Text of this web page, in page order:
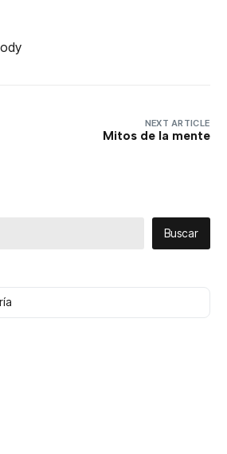
NEXT ARTICLE
Mitos de la mente
Buscar